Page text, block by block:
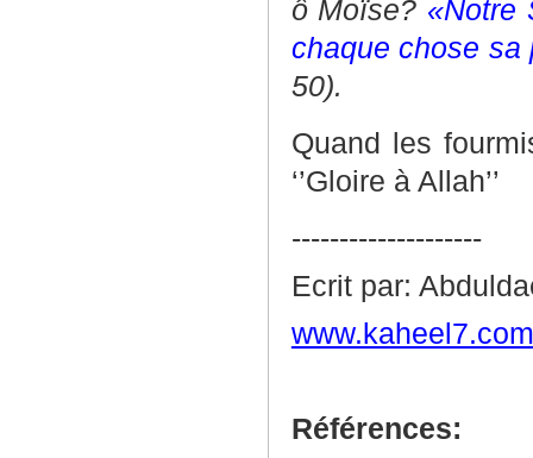
ô Moïse? «Notre
chaque chose sa
50).
Quand les
‘’Gloire à Allah’’
--------------------
Ecrit par:
Références: